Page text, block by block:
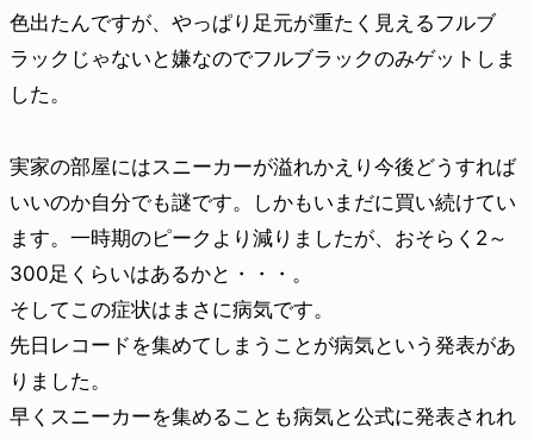
色出たんですが、やっぱり足元が重たく見えるフルブ
ラックじゃないと嫌なのでフルブラックのみゲットしま
した。
実家の部屋にはスニーカーが溢れかえり今後どうすれば
いいのか自分でも謎です。しかもいまだに買い続けてい
ます。一時期のピークより減りましたが、おそらく2～
300足くらいはあるかと・・・。
そしてこの症状はまさに病気です。
先日レコードを集めてしまうことが病気という発表があ
りました。
早くスニーカーを集めることも病気と公式に発表されれ